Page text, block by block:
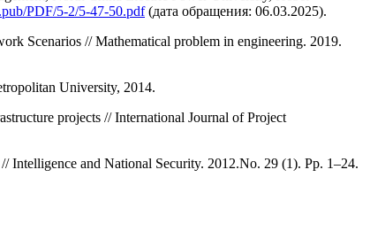
PDF/5-2/5-47-50.pdf(дата обращения: 06.03.2025).
Scenarios // Mathematical problem in engineering. 2019.
University, 2014.
projects // International Journal of Project
Intelligence and National Security. 2012.No. 29 (1). Pp. 1–24.